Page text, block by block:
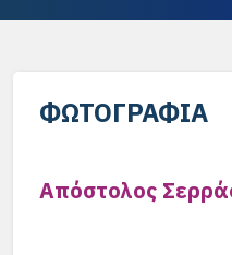
ΦΩΤΟΓΡΑΦΊΑ
Απόστολος